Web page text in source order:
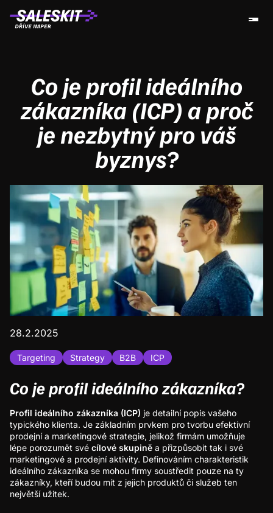
Co je profil ideálního
zákazníka (ICP) a proč
je nezbytný pro váš
byznys?
28.2.2025
Targeting Strategy B2B ICP
Co je profil ideálního zákazníka?
Profil ideálního zákazníka (ICP) je detailní popis vašeho
typického klienta. Je základním prvkem pro tvorbu efektivní
prodejní a marketingové strategie, jelikož firmám umožňuje
lépe porozumět své cílové skupině a přizpůsobit tak i své
marketingové a prodejní aktivity. Definováním charakteristik
ideálního zákazníka se mohou firmy soustředit pouze na ty
zákazníky, kteří budou mít z jejich produktů či služeb ten
největší užitek.